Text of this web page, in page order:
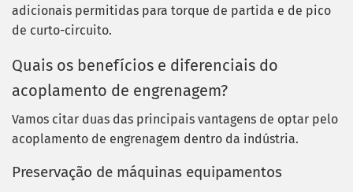
adicionais permitidas para torque de partida e de pico
de curto-circuito.
Quais os benefícios e diferenciais do
acoplamento de engrenagem?
Vamos citar duas das principais vantagens de optar pelo
acoplamento de engrenagem dentro da indústria.
Preservação de máquinas equipamentos